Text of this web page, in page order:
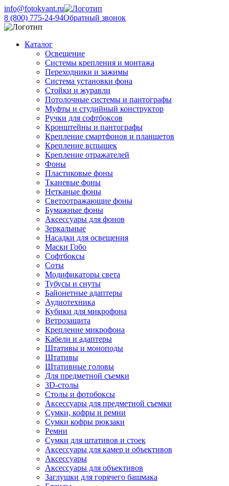
info@fotokvant.ru
8 (800) 775-24-94Обратный звонок
Каталог
Освещение
Системы крепления и монтажа
Переходники и зажимы
Система установки фона
Стойки и журавли
Потолочные системы и пантографы
Муфты и студийный конструктор
Ручки для софтбоксов
Кронштейны и пантографы
Крепление смартфонов и планшетов
Крепление вспышек
Крепление отражателей
Фоны
Пластиковые фоны
Тканевые фоны
Нетканые фоны
Светоотражающие фоны
Бумажные фоны
Аксессуары для фонов
Зеркальные
Насадки для освещения
Маски Гобо
Софтбоксы
Соты
Модификаторы света
Тубусы и снуты
Байонетные адаптеры
Аудиотехника
Кубики для микрофона
Ветрозащита
Крепление микрофона
Кабели и адаптеры
Штативы и моноподы
Штативы
Штативные головы
Для предметной съемки
3D-столы
Столы и фотобоксы
Аксессуары для предметной съемки
Сумки, кофры и ремни
Сумки кофры рюкзаки
Ремни
Сумки для штативов и стоек
Аксессуары для камер и объективов
Аксессуары
Аксессуары для объективов
Заглушки для горячего башмака